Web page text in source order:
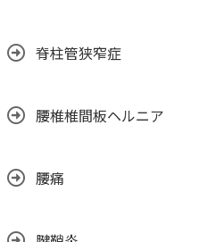
脊柱管狭窄症
腰椎椎間板ヘルニア
腰痛